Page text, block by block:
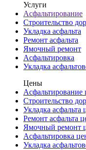
Услуги
Асфальтирование
Строительство
Укладка асфальта
Ремонт асфальта
Ямочный ремонт
Асфальтировка
Укладка
Цены
Асфальтирование
Строительство
Укладка асфальта
Ремонт асфальта
Ямочный ремонт
Асфальтировка
Укладка